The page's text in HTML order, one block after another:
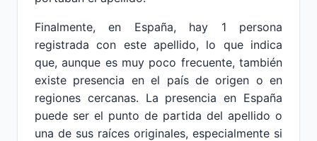
Finalmente, en España, hay 1 persona
registrada con este apellido, lo que indica
que, aunque es muy poco frecuente, también
existe presencia en el país de origen o en
regiones cercanas. La presencia en España
puede ser el punto de partida del apellido o
una de sus raíces originales, especialmente si